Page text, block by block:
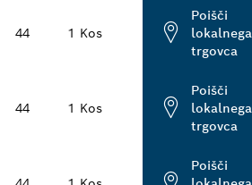
44 1 Kos
Poišči
lokalnega
trgovca
44 1 Kos
Poišči
lokalnega
trgovca
Poišči